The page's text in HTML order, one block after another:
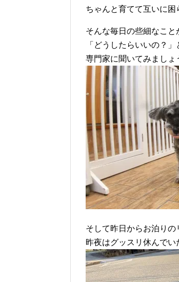
ちゃんと育てて互いに困
そんな毎日の些細なこと
「どうしたらいいの？」
専門家に聞いてみまし
そして昨日からお泊り
昨夜はグッスリ休んでい